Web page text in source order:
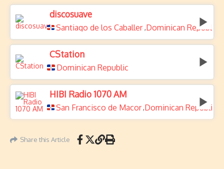
discosuave
Santiago de los Caballeros
,Dominican Republic
CStation
Dominican Republic
HIBI Radio 1070 AM
San Francisco de Macoris
,Dominican Republic
Share this Article